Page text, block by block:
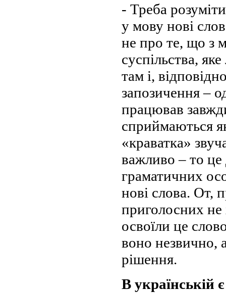
- Треба
у мову нові
не про те, що з
суспільства,
там і,
запозичення –
працював
сприймаються
«краватка»
важливо – то
граматичних
нові слова. От,
приголосних не
освоїли це
воно незвично,
рішення.
В українській